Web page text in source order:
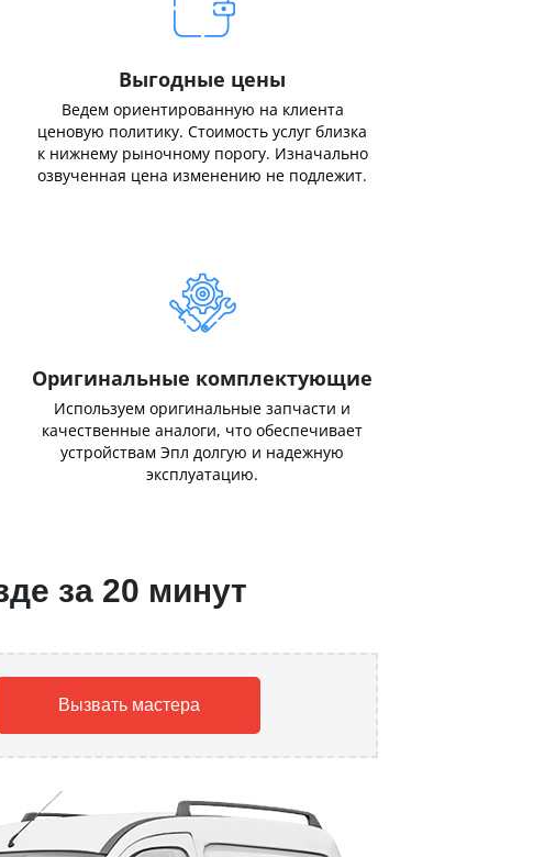
Выгодные цены
Ведем ориентированную на клиента
ценовую политику. Стоимость услуг близка
к нижнему рыночному порогу. Изначально
озвученная цена изменению не подлежит.
Оригинальные комплектующие
Используем оригинальные запчасти и
качественные аналоги, что обеспечивает
устройствам Эпл долгую и надежную
эксплуатацию.
за 20 минут
Вызвать мастера